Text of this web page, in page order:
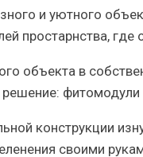
и уютного
простарнства, где
объекта в
конструкции
своими